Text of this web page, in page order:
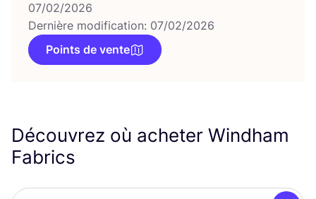
07/02/2026
Dernière modification: 07/02/2026
Points de vente
Découvrez où acheter Windham
Fabrics